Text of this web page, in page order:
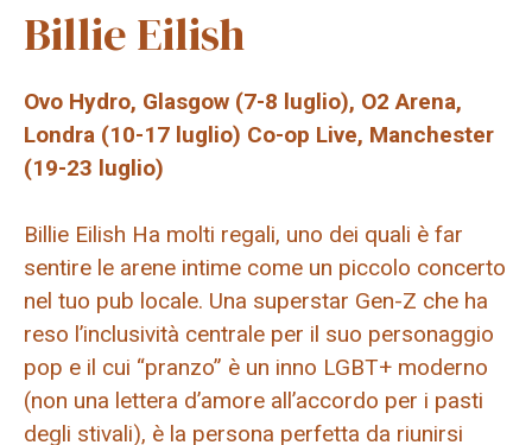
Billie Eilish
Ovo Hydro, Glasgow (7-8 luglio), O2 Arena,
Londra (10-17 luglio) Co-op Live, Manchester
(19-23 luglio)
Billie Eilish Ha molti regali, uno dei quali è far
sentire le arene intime come un piccolo concerto
nel tuo pub locale. Una superstar Gen-Z che ha
reso l’inclusività centrale per il suo personaggio
pop e il cui “pranzo” è un inno LGBT+ moderno
(non una lettera d’amore all’accordo per i pasti
degli stivali), è la persona perfetta da riunirsi